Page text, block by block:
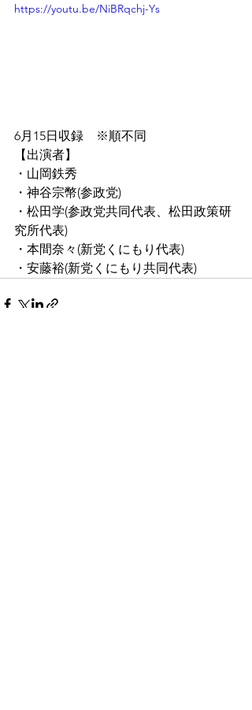
https://youtu.be/NiBRqchj-Ys
6月15日収録　※順不同
【出演者】
・山岡鉄秀
・神谷宗幣(参政党)
・松田学(参政党共同代表、松田政策研
究所代表)
・本間奈々(新党くにもり代表)
・安藤裕(新党くにもり共同代表)